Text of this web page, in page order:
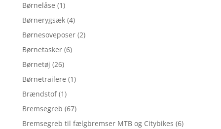
Børnelåse (1)
Børnerygsæk (4)
Børnesoveposer (2)
Børnetasker (6)
Børnetøj (26)
Børnetrailere (1)
Brændstof (1)
Bremsegreb (67)
Bremsegreb til fælgbremser MTB og Citybikes (6)